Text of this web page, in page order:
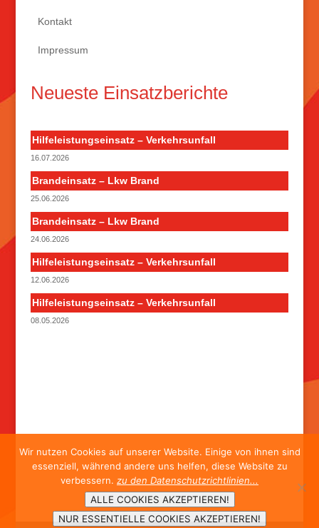
Kontakt
Impressum
Neueste Einsatzberichte
Hilfeleistungseinsatz – Verkehrsunfall
16.07.2026
Brandeinsatz – Lkw Brand
25.06.2026
Brandeinsatz – Lkw Brand
24.06.2026
Hilfeleistungseinsatz – Verkehrsunfall
12.06.2026
Hilfeleistungseinsatz – Verkehrsunfall
08.05.2026
Wir nutzen Cookies auf unserer Website. Einige von ihnen sind
essenziell, während andere uns helfen, diese Website zu
verbessern. zu den Datenschutzrichtlinien...
ALLE COOKIES AKZEPTIEREN!
NUR ESSENTIELLE COOKIES AKZEPTIEREN!